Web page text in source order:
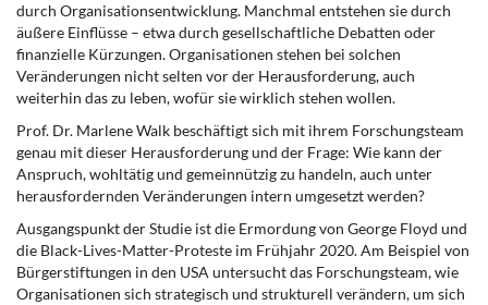
durch Organisationsentwicklung. Manchmal entstehen sie durch
äußere Einflüsse – etwa durch gesellschaftliche Debatten oder
finanzielle Kürzungen. Organisationen stehen bei solchen
Veränderungen nicht selten vor der Herausforderung, auch
weiterhin das zu leben, wofür sie wirklich stehen wollen.
Prof. Dr. Marlene Walk beschäftigt sich mit ihrem Forschungsteam
genau mit dieser Herausforderung und der Frage: Wie kann der
Anspruch, wohltätig und gemeinnützig zu handeln, auch unter
herausfordernden Veränderungen intern umgesetzt werden?
Ausgangspunkt der Studie ist die Ermordung von George Floyd und
die Black-Lives-Matter-Proteste im Frühjahr 2020. Am Beispiel von
Bürgerstiftungen in den USA untersucht das Forschungsteam, wie
Organisationen sich strategisch und strukturell verändern, um sich